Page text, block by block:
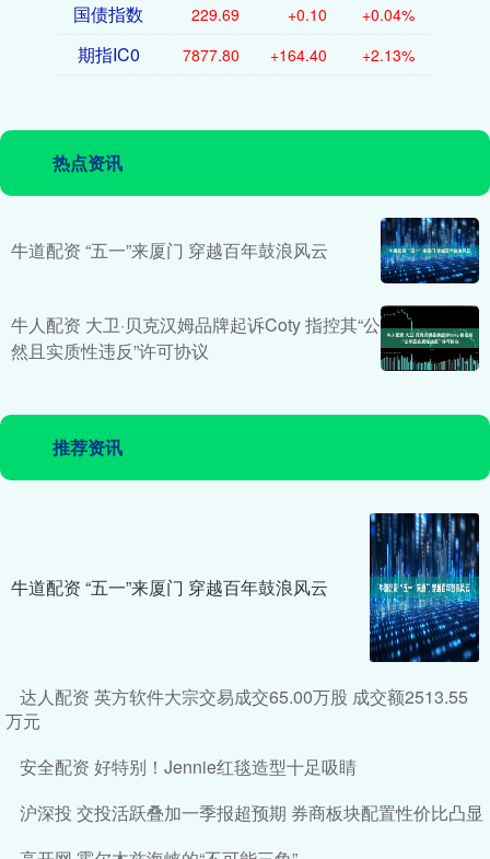
国债指数 229.69 +0.10 +0.04%
期指IC0 7877.80 +164.40 +2.13%
热点资讯
牛道配资 “五一”来厦门 穿越百年鼓浪风云
牛人配资 大卫·贝克汉姆品牌起诉Coty 指控其“公
然且实质性违反”许可协议
推荐资讯
牛道配资 “五一”来厦门 穿越百年鼓浪风云
达人配资 英方软件大宗交易成交65.00万股 成交额2513.55
万元
安全配资 好特别！Jennie红毯造型十足吸睛
沪深投 交投活跃叠加一季报超预期 券商板块配置性价比凸显